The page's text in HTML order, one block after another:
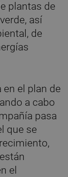
plantas de
así
de
el plan de
a cabo
pasa
que se
el